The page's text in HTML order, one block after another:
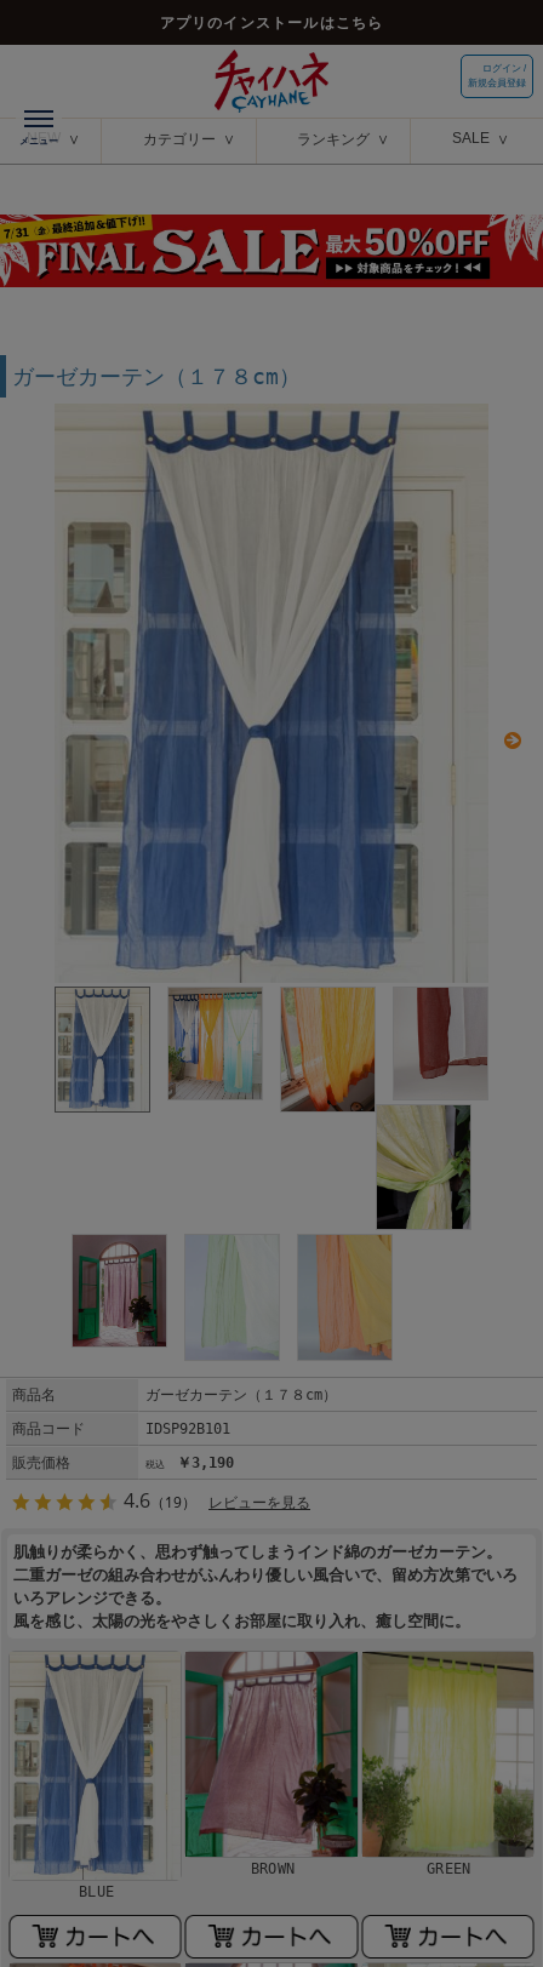
アプリのインストールはこちら
ログイン /
新規会員登録
NEW カテゴリー ランキング SALE
ガーゼカーテン（１７８cm）
商品名
ガーゼカーテン（１７８cm）
商品コード
IDSP92B101
販売価格
￥3,190
4.6 （19） レビューを見る
肌触りが柔らかく、思わず触ってしまうインド綿のガーゼカーテン。
二重ガーゼの組み合わせがふんわり優しい風合いで、留め方次第でいろ
いろアレンジできる。
風を感じ、太陽の光をやさしくお部屋に取り入れ、癒し空間に。
BLUE
BROWN GREEN